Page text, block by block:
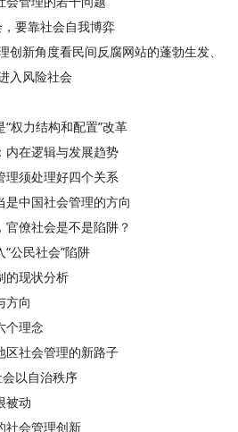
要靠社会自我博弈
新角度看民间反腐网站的蓬勃生发、
入风险社会
权力结构和配置”改革
内在逻辑与发展趋势
理须处理好四个关系
中国社会管理的方向
僚社会是不是陷阱？
公民社会”陷阱
的现状分析
方向
个理念
区社会管理的新路子
以自治秩序
被动
社会管理创新